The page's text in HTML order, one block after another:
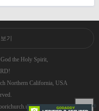
기
the Holy Spirit,
Northern California, USA